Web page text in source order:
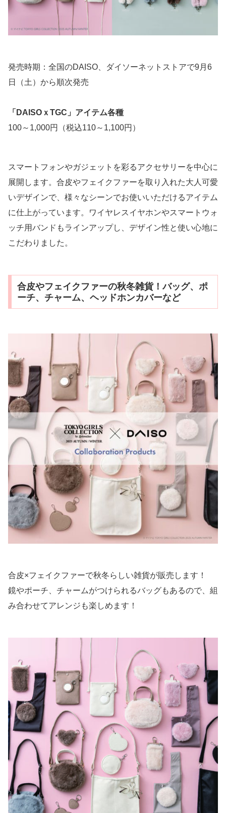
発売時期：全国のDAISO、ダイソーネットストアで9月6
日（土）から順次発売
「DAISOｘTGC」アイテム各種
100～1,000円（税込110～1,100円）
スマートフォンやガジェットを彩るアクセサリーを中心に
展開します。合皮やフェイクファーを取り入れた大人可愛
いデザインで、様々なシーンでお使いいただけるアイテム
に仕上がっています。ワイヤレスイヤホンやスマートウォ
ッチ用バンドもラインアップし、デザイン性と使い心地に
こだわりました。
合皮やフェイクファーの秋冬雑貨！バッグ、ポ
ーチ、チャーム、ヘッドホンカバーなど
合皮×フェイクファーで秋冬らしい雑貨が販売します！
鏡やポーチ、チャームがつけられるバッグもあるので、組
み合わせてアレンジも楽しめます！